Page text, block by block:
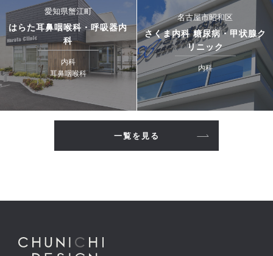
愛知県蟹江町
はらた耳鼻咽喉科・呼吸器内
科
内科
耳鼻咽喉科
名古屋市昭和区
さくま内科 糖尿病・甲状腺ク
リニック
内科
一覧を見る